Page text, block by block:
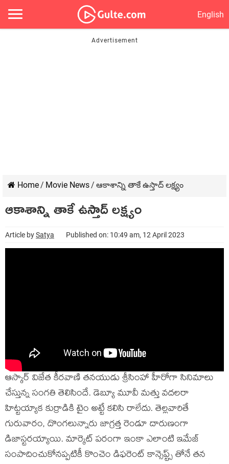
English
Home/ Movie News/ ఆకాశాన్ని తాకే ఉస్తాద్ లక్ష్యం
ఆకాశాన్ని తాకే ఉస్తాద్ లక్ష్యం
Article bySatya Published on: 10:49 am, 12 April 2023
ఆస్కార్ విజేత కీరవాణి తనయుడు శ్రీసింహా హీరోగా సినిమాలు
చేస్తున్న సంగతి తెలిసిందే. డెబ్యూ మూవీ మత్తు వదలరా
హిట్టయ్యాక కుర్రాడికి టైం అట్టే కలిసి రాలేదు. తెల్లవారితే
గురువారం, దొంగలున్నారు జాగ్రత్త రెండూ దారుణంగా
డిజాస్టరయ్యాయి. మార్కెట్ పరంగా ఇంకా ఎలాంటి ఇమేజ్
సంపాదించుకోనప్పటికీ కొంచెం డిఫరెంట్ కాన్సెప్ట్స్ తోనే తన